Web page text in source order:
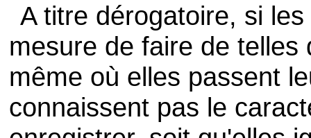
A titre dérogatoire, si
mesure de faire de
même où elles passent
connaissent pas le